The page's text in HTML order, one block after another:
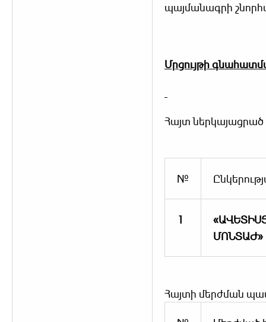
պայմանագրի
Մրցույթի
Հայտ ներկայացրած
№
1
ՄՈՆՏԱԺ»
Հայտի մերժման